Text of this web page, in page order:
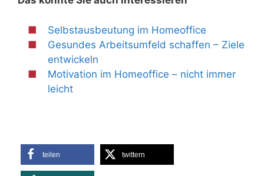
Selbstausbeutung im Homeoffice
Gesundes Arbeitsumfeld schaffen – Ziele
entwickeln
Motivation im Homeoffice – nicht immer
leicht
teilen twittern